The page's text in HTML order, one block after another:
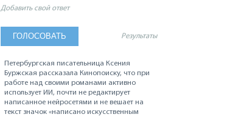
Добавить свой ответ
Результаты
Петербургская писательница Ксения
Буржская рассказала Кинопоиску, что при
работе над своими романами активно
использует ИИ, почти не редактирует
написанное нейросетями и не вешает на
текст значок «написано искусственным